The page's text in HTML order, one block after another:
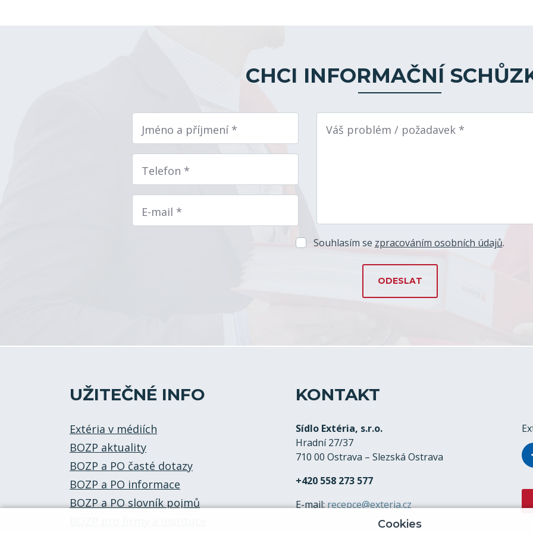
CHCI INFORMAČNÍ
Jméno a příjmení *
Telefon *
E-mail *
Váš problém / požadavek *
Souhlasím se zpracováním osobních údajů.
UŽITEČNÉ INFO
Extéria v médiích
BOZP aktuality
BOZP a PO časté dotazy
BOZP a PO informace
BOZP a PO slovník pojmů
KONTAKT
Sídlo Extéria, s.r.o.
Hradní 27/37
710 00 Ostrava – Slezská Ostrava
+420 558 273 577
E-mail:recepce@exteria.cz
Cookies